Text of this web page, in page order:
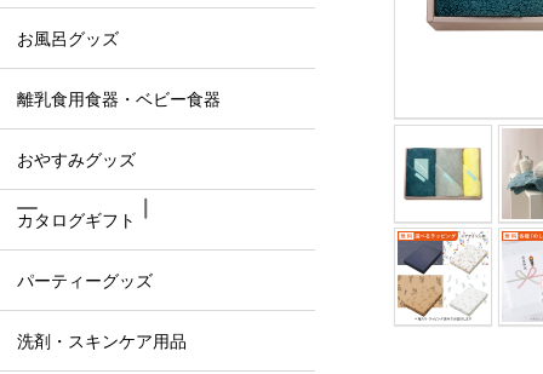
お風呂グッズ
離乳食用食器・ベビー食器
おやすみグッズ
カタログギフト
パーティーグッズ
洗剤・スキンケア用品